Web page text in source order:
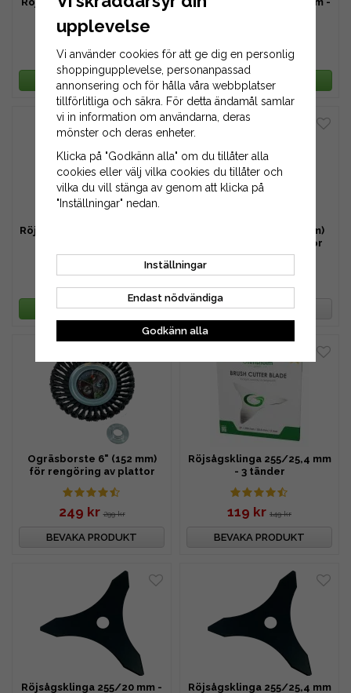
109 kr 149 kr
LÄGG I VARUKORG
109 kr 149 kr
LÄGG I VARUKORG
Röjsågsklinga 225/25,4 mm
109 kr
LÄGG I VARUKORG
Ogräsborste 8" (203 mm)
för rengöring av plattor
249 kr
BEVAKA PRODUKT
Ogräsborste 6" (152 mm)
för rengöring av plattor
249 kr 299 kr
BEVAKA PRODUKT
Röjsågsklinga 255/25,4 mm
- 3 tänder
119 kr 149 kr
BEVAKA PRODUKT
Röjsågsklinga 255/20 mm -
Röjsågsklinga 255/25,4 mm
upplevelse
Vi använder cookies för att ge dig en personlig
shoppingupplevelse, personanpassad
annonsering och för hålla våra webbplatser
tillförlitliga och säkra. För detta ändamål samlar
vi in information om användarna, deras
mönster och deras enheter.
Klicka på "Godkänn alla" om du tillåter alla
cookies eller välj vilka cookies du tillåter och
vilka du vill stänga av genom att klicka på
"Inställningar" nedan.
Inställningar
Endast nödvändiga
Godkänn alla